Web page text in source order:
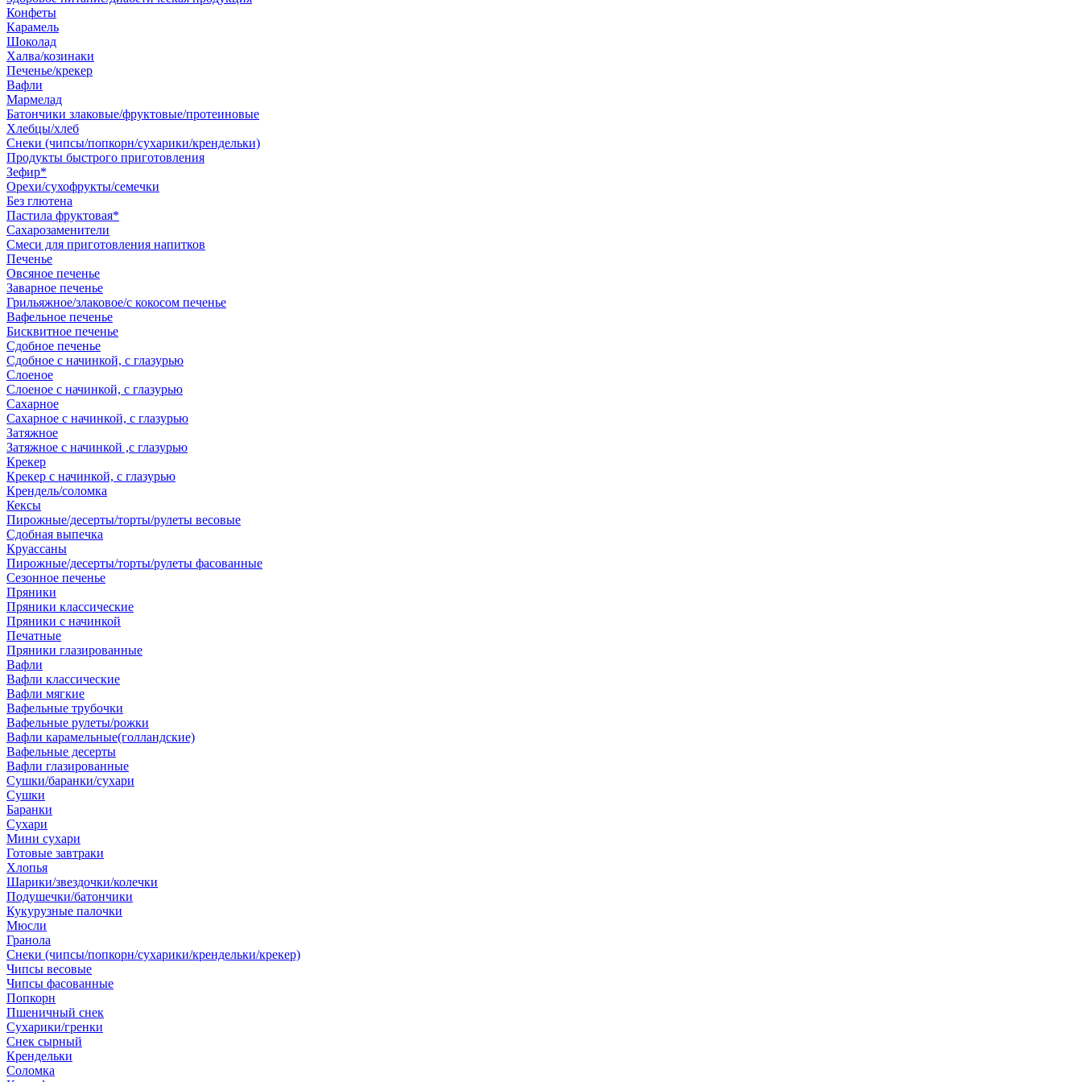
Конфеты
Карамель
Шоколад
Халва/козинаки
Печенье/крекер
Вафли
Мармелад
Батончики злаковые/фруктовые/протеиновые
Хлебцы/хлеб
Снеки (чипсы/попкорн/сухарики/крендельки)
Продукты быстрого приготовления
Зефир*
Орехи/сухофрукты/семечки
Без глютена
Пастила фруктовая*
Сахарозаменители
Смеси для приготовления напитков
Печенье
Овсяное печенье
Заварное печенье
Грильяжное/злаковое/с кокосом печенье
Вафельное печенье
Бисквитное печенье
Сдобное печенье
Сдобное с начинкой, с глазурью
Слоеное
Слоеное с начинкой, с глазурью
Сахарное
Сахарное с начинкой, с глазурью
Затяжное
Затяжное с начинкой ,с глазурью
Крекер
Крекер с начинкой, с глазурью
Крендель/соломка
Кексы
Пирожные/десерты/торты/рулеты весовые
Сдобная выпечка
Круассаны
Пирожные/десерты/торты/рулеты фасованные
Сезонное печенье
Пряники
Пряники классические
Пряники с начинкой
Печатные
Пряники глазированные
Вафли
Вафли классические
Вафли мягкие
Вафельные трубочки
Вафельные рулеты/рожки
Вафли карамельные(голландские)
Вафельные десерты
Вафли глазированные
Сушки/баранки/сухари
Сушки
Баранки
Сухари
Мини сухари
Готовые завтраки
Хлопья
Шарики/звездочки/колечки
Подушечки/батончики
Кукурузные палочки
Мюсли
Гранола
Снеки (чипсы/попкорн/сухарики/крендельки/крекер)
Чипсы весовые
Чипсы фасованные
Попкорн
Пшеничный снек
Сухарики/гренки
Снек сырный
Крендельки
Соломка